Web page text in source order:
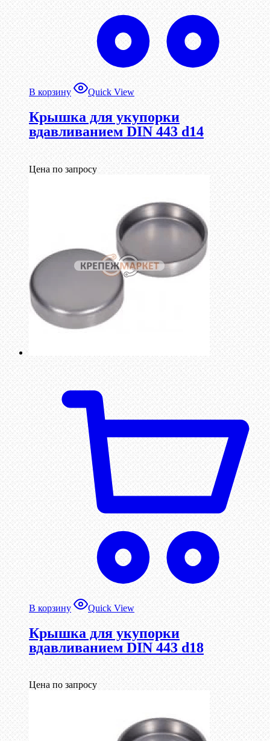
В корзину Quick View
Крышка для укупорки
вдавливанием DIN 443 d14
Цена по запросу
В корзину Quick View
Крышка для укупорки
вдавливанием DIN 443 d18
Цена по запросу